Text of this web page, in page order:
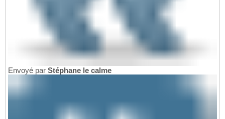
Envoyé par Stéphane le calme